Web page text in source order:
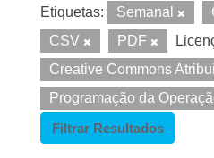
Etiquetas: Semanal
CSV
PDF
Creative Commons
Programação da
Filtrar Resultados